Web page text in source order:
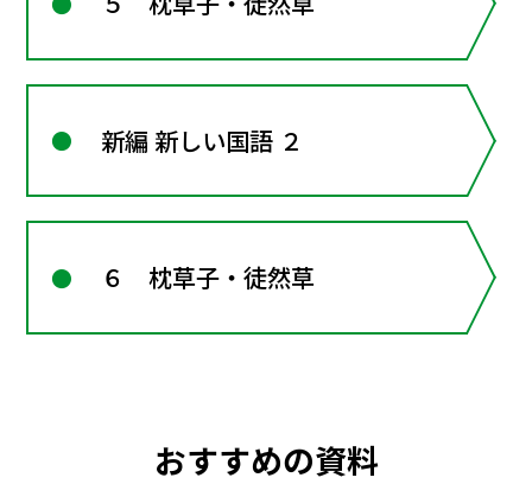
新編 新しい国語 ２
６ 枕草子・徒然草
おすすめの資料